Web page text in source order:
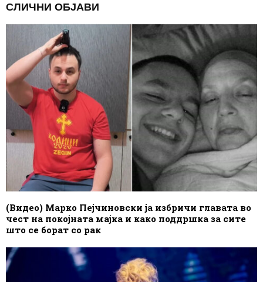
СЛИЧНИ ОБЈАВИ
(Видео) Марко Пејчиновски ја избричи главата во
чест на покојната мајка и како поддршка за сите
што се борат со рак